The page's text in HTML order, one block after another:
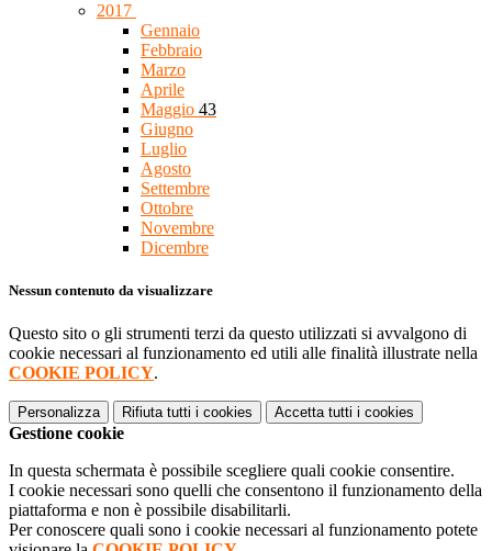
2017
Gennaio
Febbraio
Marzo
Aprile
Maggio 43
Giugno
Luglio
Agosto
Settembre
Ottobre
Novembre
Dicembre
Nessun contenuto da visualizzare
Questo sito o gli strumenti terzi da questo utilizzati si avvalgono di
cookie necessari al funzionamento ed utili alle finalità illustrate nella
COOKIE POLICY.
Personalizza Rifiuta tutti i cookies Accetta tutti i cookies
Gestione cookie
In questa schermata è possibile scegliere quali cookie consentire.
I cookie necessari sono quelli che consentono il funzionamento della
piattaforma e non è possibile disabilitarli.
Per conoscere quali sono i cookie necessari al funzionamento potete